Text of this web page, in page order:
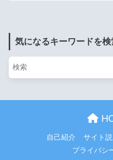
気になるキーワードを検
自己紹介 サイト説
プライバシ